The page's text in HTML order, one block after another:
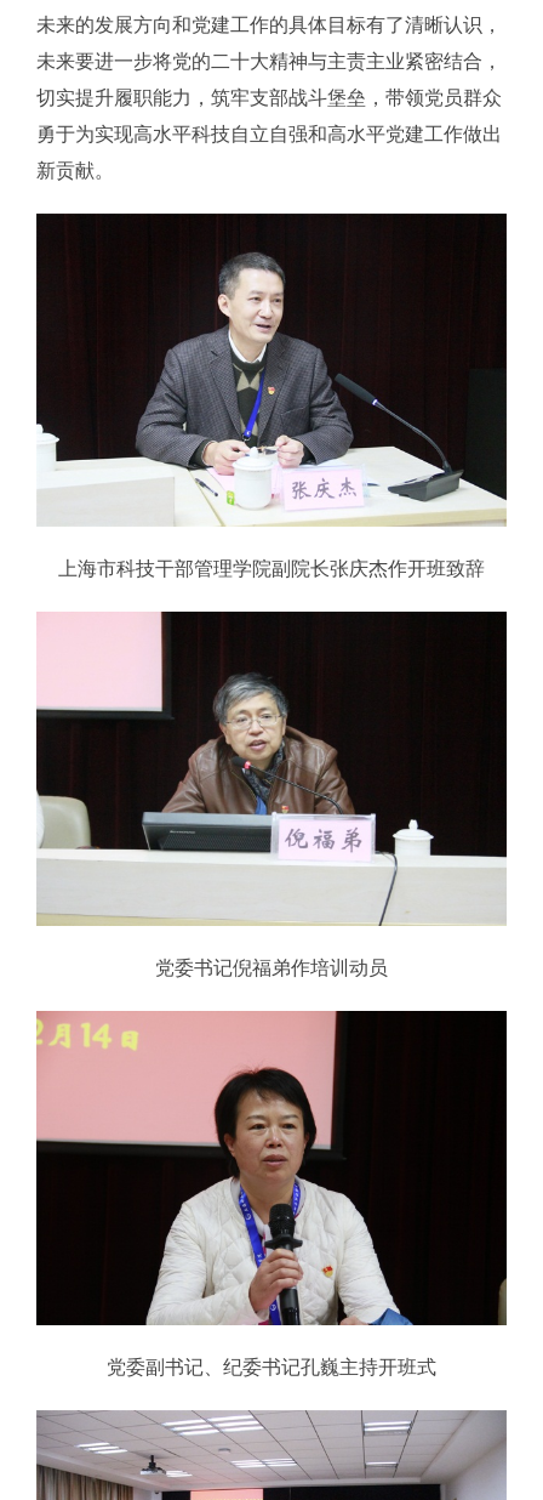
未来的发展方向和党建工作的具体目标有了清晰认识，
未来要进一步将党的二十大精神与主责主业紧密结合，
切实提升履职能力，筑牢支部战斗堡垒，带领党员群众
勇于为实现高水平科技自立自强和高水平党建工作做出
新贡献。
上海市科技干部管理学院副院长张庆杰作开班致辞
党委书记倪福弟作培训动员
党委副书记、纪委书记孔巍主持开班式